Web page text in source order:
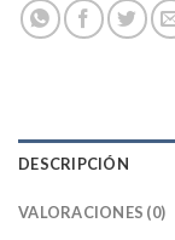
DESCRIPCIÓN
VALORACIONES (0)